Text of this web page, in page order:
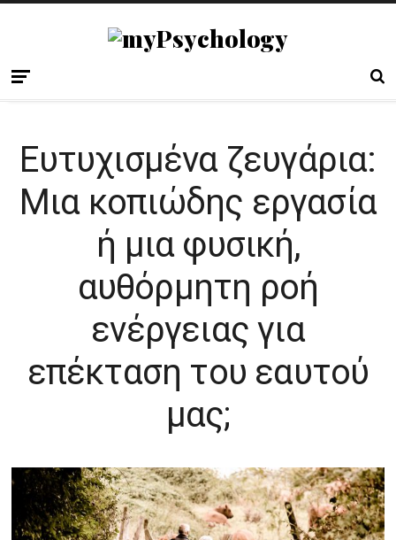
Ευτυχισμένα ζευγάρια:
Μια κοπιώδης εργασία
ή μια φυσική,
αυθόρμητη ροή
ενέργειας για
επέκταση του εαυτού
μας;